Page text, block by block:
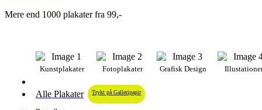
Mere end 1000 plakater fra 99,-
Kunstplakater Fotoplakater Grafisk Design
Alle Plakater Trykt på Galleripapir